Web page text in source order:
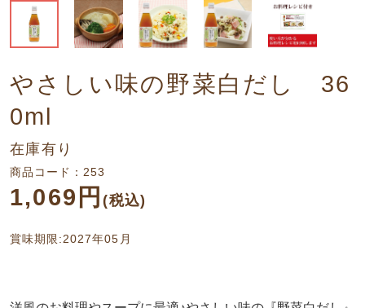
やさしい味の野菜白だし 36
0ml
在庫有り
商品コード：253
1,069円 (税込)
賞味期限:2027年05月